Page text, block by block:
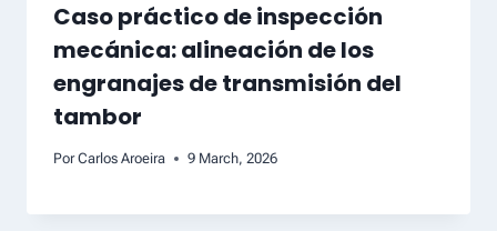
Caso práctico de inspección
mecánica: alineación de los
engranajes de transmisión del
tambor
Por Carlos Aroeira 9 March, 2026